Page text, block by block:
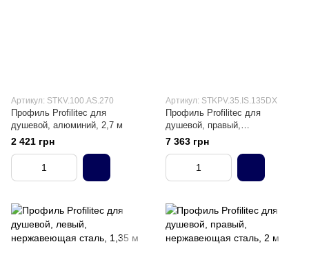
Артикул: STKV.100.АS.270
Профиль Profilitec для
душевой, алюминий, 2,7 м
2 421 грн
Артикул: STKPV.35.IS.135DX
Профиль Profilitec для
душевой, правый,
нержавеющая сталь, 1,35 м
7 363 грн